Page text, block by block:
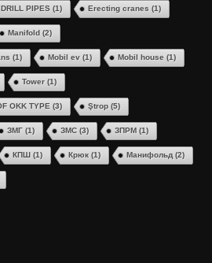
DRILL PIPES(1) Erecting cranes (1)
Manifold(2)
(1) Mobil ev(1) Mobil house (1)
Tower(1)
OKK TYPE (3) Ştrop(5)
ЗМГ(1) ЗМС(3) ЗПРМ(1)
КПШ(1) Крюк(1) Манифольд(2)